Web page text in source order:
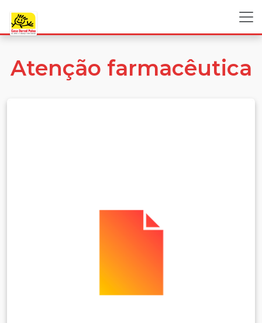
Atenção farmacêutica